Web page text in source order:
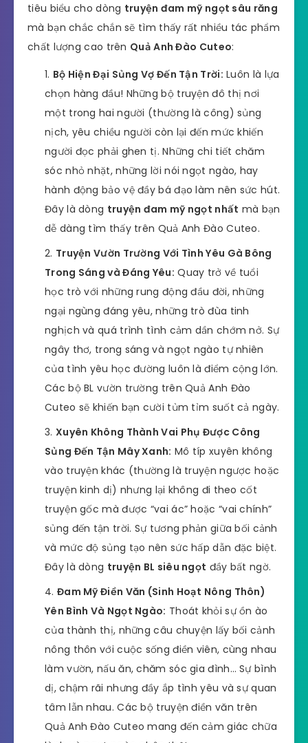
tiêu biểu cho dòng truyện đam mỹ ngọt sâu răng
mà bạn chắc chắn sẽ tìm thấy rất nhiều tác phẩm
chất lượng cao trên Quả Anh Đào Cuteo:
Bộ Hiện Đại Sủng Vợ Đến Tận Trời: Luôn là lựa
chọn hàng đầu! Những bộ truyện đô thị nơi
một trong hai người (thường là công) sủng
nịch, yêu chiều người còn lại đến mức khiến
người đọc phải ghen tị. Những chi tiết chăm
sóc nhỏ nhặt, những lời nói ngọt ngào, hay
hành động bảo vệ đầy bá đạo làm nên sức hút.
Đây là dòng truyện đam mỹ ngọt nhất mà bạn
dễ dàng tìm thấy trên Quả Anh Đào Cuteo.
Truyện Vườn Trường Với Tình Yêu Gà Bông
Trong Sáng và Đáng Yêu: Quay trở về tuổi
học trò với những rung động đầu đời, những
ngại ngùng đáng yêu, những trò đùa tinh
nghịch và quá trình tình cảm dần chớm nở. Sự
ngây thơ, trong sáng và ngọt ngào tự nhiên
của tình yêu học đường luôn là điểm cộng lớn.
Các bộ BL vườn trường trên Quả Anh Đào
Cuteo sẽ khiến bạn cười tủm tỉm suốt cả ngày.
Xuyên Không Thành Vai Phụ Được Công
Sủng Đến Tận Mây Xanh: Mô típ xuyên không
vào truyện khác (thường là truyện ngược hoặc
truyện kinh dị) nhưng lại không đi theo cốt
truyện gốc mà được “vai ác” hoặc “vai chính”
sủng đến tận trời. Sự tương phản giữa bối cảnh
và mức độ sủng tạo nên sức hấp dẫn đặc biệt.
Đây là dòng truyện BL siêu ngọt đầy bất ngờ.
Đam Mỹ Điền Văn (Sinh Hoạt Nông Thôn)
Yên Bình Và Ngọt Ngào: Thoát khỏi sự ồn ào
của thành thị, những câu chuyện lấy bối cảnh
nông thôn với cuộc sống điền viên, cùng nhau
làm vườn, nấu ăn, chăm sóc gia đình… Sự bình
dị, chậm rãi nhưng đầy ắp tình yêu và sự quan
tâm lẫn nhau. Các bộ truyện điền văn trên
Quả Anh Đào Cuteo mang đến cảm giác chữa